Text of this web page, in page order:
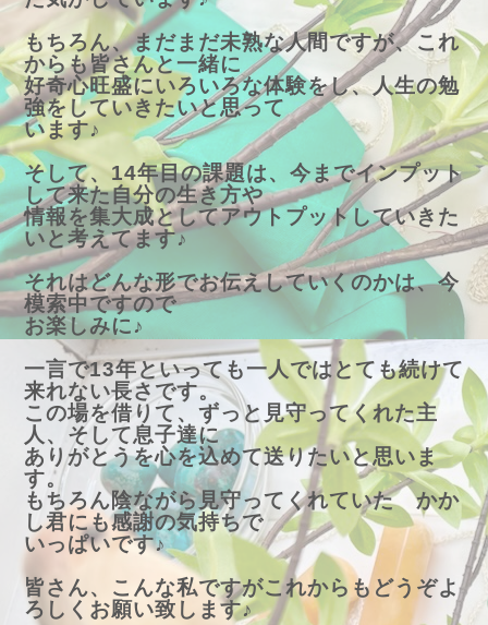
もちろん、まだまだ未熟な人間ですが、これ
からも皆さんと一緒に
好奇心旺盛にいろいろな体験をし、人生の勉
強をしていきたいと思って
います♪
そして、14年目の課題は、今までインプット
して来た自分の生き方や
情報を集大成としてアウトプットしていきた
いと考えてます♪
それはどんな形でお伝えしていくのかは、今
模索中ですので
お楽しみに♪
一言で13年といっても一人ではとても続けて
来れない長さです。
この場を借りて、ずっと見守ってくれた主
人、そして息子達に
ありがとうを心を込めて送りたいと思いま
す。
もちろん陰ながら見守ってくれていた かか
し君にも感謝の気持ちで
いっぱいです♪
皆さん、こんな私ですがこれからもどうぞよ
ろしくお願い致します♪